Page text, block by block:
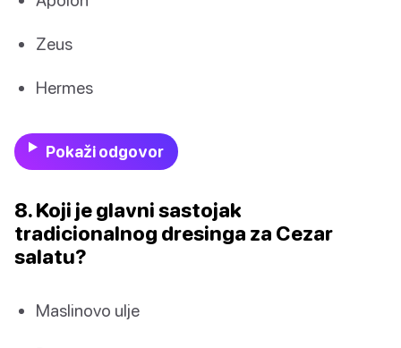
Zeus
Hermes
Pokaži odgovor
8. Koji je glavni sastojak
tradicionalnog dresinga za Cezar
salatu?
Maslinovo ulje